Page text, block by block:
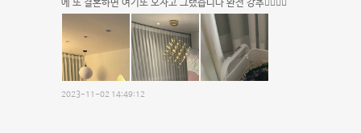
에 또 결혼하면 여기또 오자고 그랬습니다 완전 강추👍🏻👍🏻
2023-11-02 14:49:12